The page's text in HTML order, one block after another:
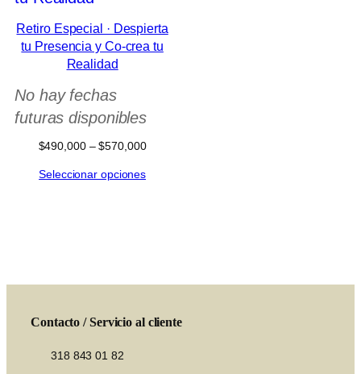
Retiro Especial · Despierta
tu Presencia y Co-crea tu
Realidad
No hay fechas
futuras disponibles
$490,000 – $570,000Rango
precios:
Seleccionar opciones
Contacto / Servicio al cliente
318 843 01 82